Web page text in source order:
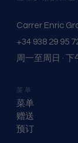
Carrer Enric
+34 938 29 95
周一至周日 ·
菜单
菜单
赠送
预订